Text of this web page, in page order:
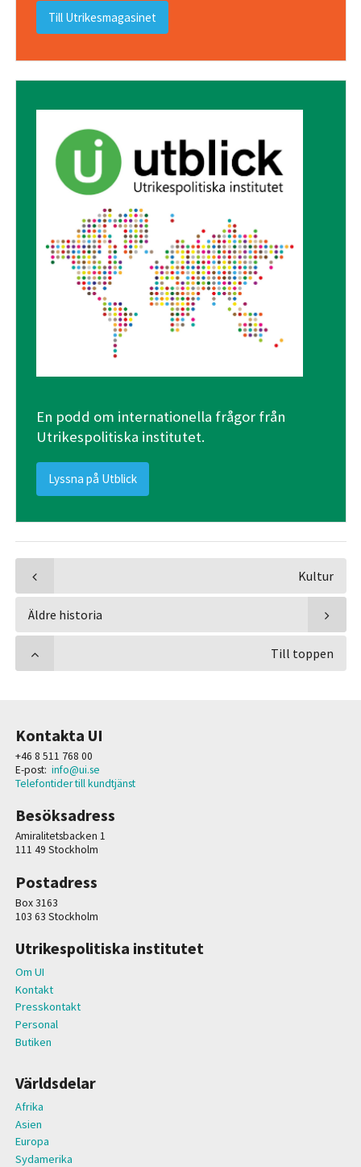
Till Utrikesmagasinet
En podd om internationella frågor från
Utrikespolitiska institutet.
Lyssna på Utblick
Kultur
Äldre historia
Till toppen
Kontakta UI
+46 8 511 768 00
E-post: info@ui.se
Telefontider till kundtjänst
Besöksadress
Amiralitetsbacken 1
111 49 Stockholm
Postadress
Box 3163
103 63 Stockholm
Utrikespolitiska institutet
Om UI
Kontakt
Presskontakt
Personal
Butiken
Världsdelar
Afrika
Asien
Europa
Sydamerika